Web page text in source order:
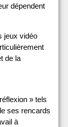
dépendent
jeux vidéo
de la
» tels
ses rencards
à